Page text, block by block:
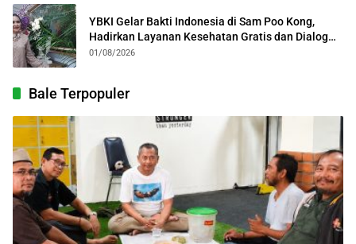
YBKI Gelar Bakti Indonesia di Sam Poo Kong,
Hadirkan Layanan Kesehatan Gratis dan Dialog
Kebangsaan
01/08/2026
Bale Terpopuler